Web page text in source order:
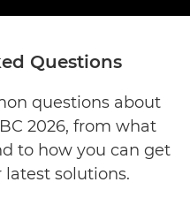
Questions
questions about
2026, from what
to how you can get
solutions.